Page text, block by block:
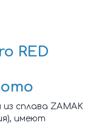
RED
сплава ZAMAK
имеют